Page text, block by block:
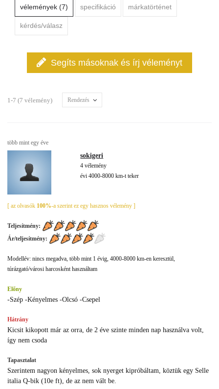
vélemények (7) specifikáció márkatörténet
kérdés/válasz
Segíts másoknak és írj véleményt
1-7 (7 vélemény) Rendezés
több mint egy éve
sokigeri
4 vélemény
évi 4000-8000 km-t teker
[ az olvasók 100%-a szerint ez egy hasznos vélemény ]
Teljesítmény:
Ár/teljesítmény:
Modellév: nincs megadva, több mint 1 évig, 4000-8000 km-en keresztül,
túrázgató/városi harcosként használtam
Előny
-Szép -Kényelmes -Olcsó -Csepel
Hátrány
Kicsit kikopott már az orra, de 2 éve szinte minden nap használva volt,
így nem csoda
Tapasztalat
Szerintem nagyon kényelmes, sok nyerget kipróbáltam, köztük egy Selle
italia Q-bik (10e ft), de az nem vált be.